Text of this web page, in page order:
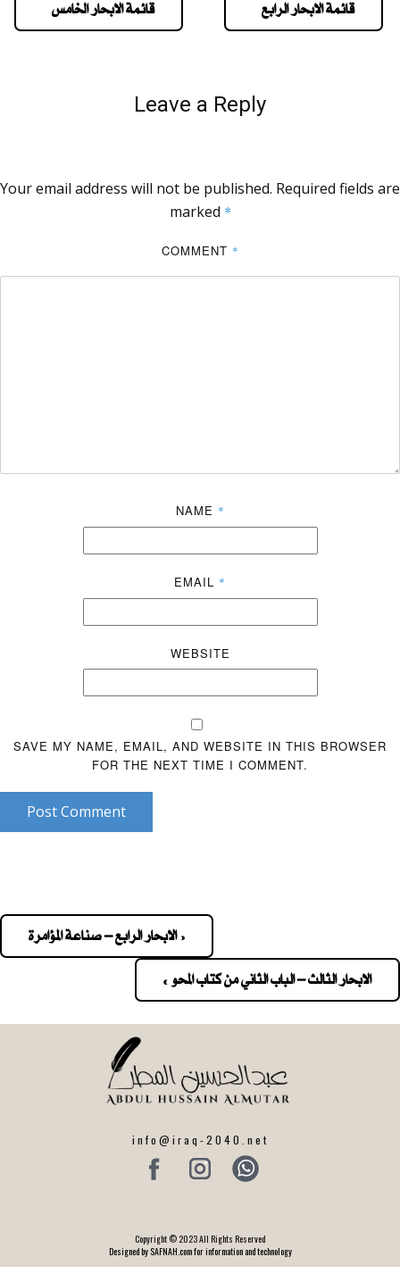
قائمة الابحار الخامس قائمة الابحار الرابع
Leave a Reply
Your email address will not be published. Required fields are
marked *
COMMENT *
NAME *
EMAIL *
WEBSITE
SAVE MY NAME, EMAIL, AND WEBSITE IN THIS BROWSER
FOR THE NEXT TIME I COMMENT.
Post Comment
navigation
« الابحار الرابع – صناعة المؤامرة
الابحار الثالث – الباب الثاني من كتاب المحو »
info@iraq-2040.net
Copyright © 2023 All Rights Reserved
Designed by SAFNAH.com for information and technology